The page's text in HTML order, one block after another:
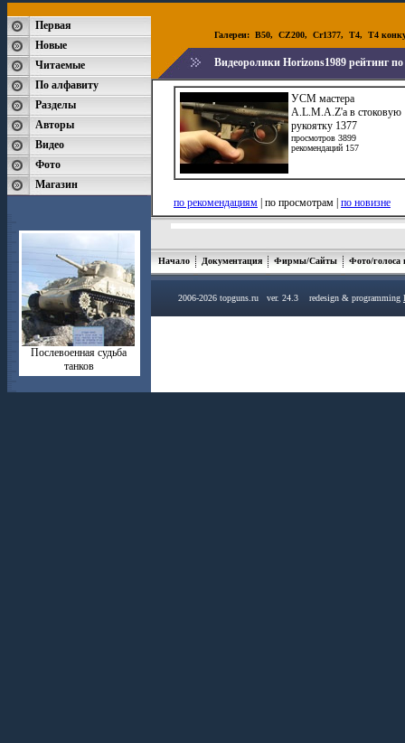
Первая
Новые
Читаемые
По алфавиту
Разделы
Авторы
Видео
Фото
Магазин
Послевоенная судьба
танков
Галереи: B50, CZ200, Cr1377, T4, T4
Видеоролики Horizons1989 рейтинг
УСМ мастера
A.L.M.A.Z'a в стоковую
рукоятку 1377
просмотров 3899
рекомендаций 157
по рекомендациям | по просмотрам | по новизне
Начало Документация Фирмы/Сайты Фото/голоса
2006-2026 topguns.ru ver. 24.3 redesign & programming